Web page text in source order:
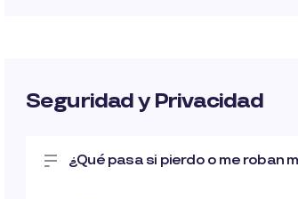
Seguridad y Privacidad
¿Qué pasa si pierdo o me roban